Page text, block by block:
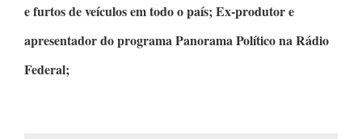
e furtos de veículos em todo o país; Ex-produtor e
apresentador do programaPanorama Políticona Rádio
Federal;